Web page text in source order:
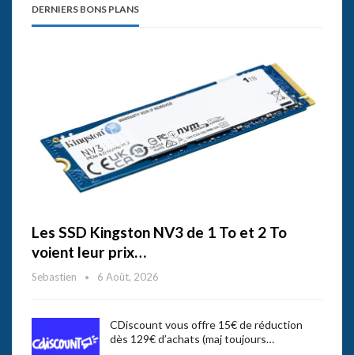
DERNIERS BONS PLANS
Les SSD Kingston NV3 de 1 To et 2 To
voient leur prix…
Sebastien 6 Août, 2026
CDiscount vous offre 15€ de réduction
dès 129€ d’achats (maj toujours…